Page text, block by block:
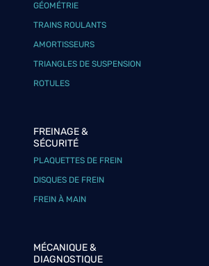
GÉOMÉTRIE
TRAINS ROULANTS
AMORTISSEURS
TRIANGLES DE SUSPENSION
ROTULES
FREINAGE &
SÉCURITÉ
PLAQUETTES DE FREIN
DISQUES DE FREIN
FREIN À MAIN
MÉCANIQUE &
DIAGNOSTIQUE